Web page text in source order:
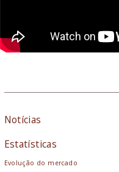
Notícias
Estatísticas
Evolução do mercado